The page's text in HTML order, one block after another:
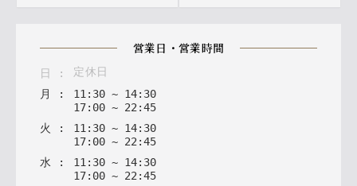
営業日・営業時間
日 :
定休日
月
: 11 : 30 ~ 14: 30
17: 00 ~ 22 :45
火
: 11 : 30 ~ 14: 30
17: 00 ~ 22 :45
水 : 11: 30 ~ 14: 30
17: 00 ~ 22:45